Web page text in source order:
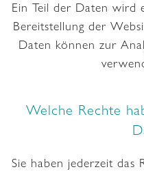
Ein Teil der Daten wird
Bereitstellung der
Daten können zur
Welche Rechte
Sie haben jederzeit das